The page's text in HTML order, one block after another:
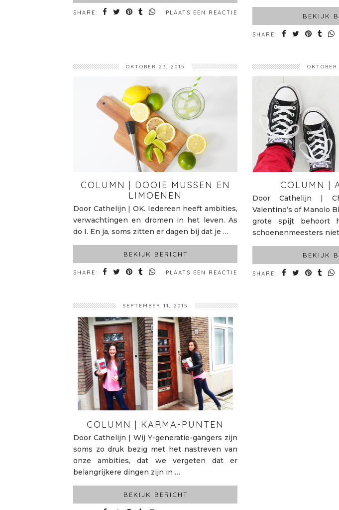
SHARE: PLAATS EEN REACTIE BEKIJK
SHARE:
OKTOBER 23, 2015
COLUMN | DOOIE MUSSEN EN
LIMOENEN
Door Cathelijn | OK. Iedereen heeft ambities,
verwachtingen en dromen in het leven. As
do I. En ja, soms zitten er dagen bij dat je …
BEKIJK BERICHT
SHARE: PLAATS EEN REACTIE
COLUMN |
Door Cathelijn |
Valentino’s of Manolo
grote spijt behoort
schoenenmeesters
BEKIJK
SHARE:
SEPTEMBER 11, 2015
COLUMN | KARMA-PUNTEN
Door Cathelijn | Wij Y-generatie-gangers zijn
soms zo druk bezig met het nastreven van
onze ambities, dat we vergeten dat er
belangrijkere dingen zijn in …
BEKIJK BERICHT